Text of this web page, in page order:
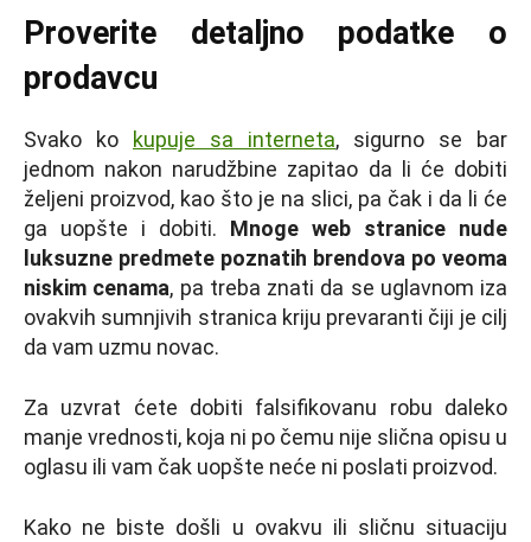
Proverite detaljno podatke o
prodavcu
Svako ko kupuje sa interneta, sigurno se bar
jednom nakon narudžbine zapitao da li će dobiti
željeni proizvod, kao što je na slici, pa čak i da li će
ga uopšte i dobiti. Mnoge web stranice nude
luksuzne predmete poznatih brendova po veoma
niskim cenama, pa treba znati da se uglavnom iza
ovakvih sumnjivih stranica kriju prevaranti čiji je cilj
da vam uzmu novac.
Za uzvrat ćete dobiti falsifikovanu robu daleko
manje vrednosti, koja ni po čemu nije slična opisu u
oglasu ili vam čak uopšte neće ni poslati proizvod.
Kako ne biste došli u ovakvu ili sličnu situaciju